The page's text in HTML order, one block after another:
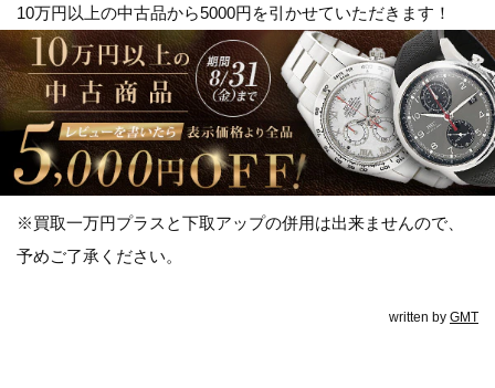
10万円以上の中古品から5000円を引かせていただきます！
※買取一万円プラスと下取アップの併用は出来ませんので、
予めご了承ください。
written by GMT